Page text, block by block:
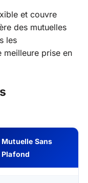
et couvre
des mutuelles
les
meilleure prise en
Mutuelle Sans
Plafond